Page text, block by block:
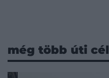
még több úti cél